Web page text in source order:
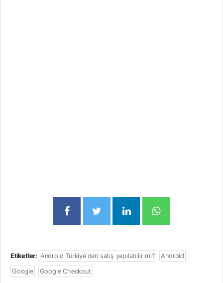
Etiketler: Android Türkiye'den satış yapılabilir mi? Android
Google Google Checkout